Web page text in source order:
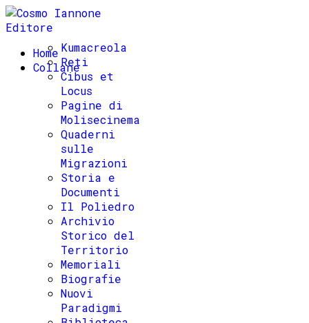
Home
Collane
Kumacreola
Reti
Cibus et
Locus
Pagine di
Molisecinema
Quaderni
sulle
Migrazioni
Storia e
Documenti
Il Poliedro
Archivio
Storico del
Territorio
Memoriali
Biografie
Nuovi
Paradigmi